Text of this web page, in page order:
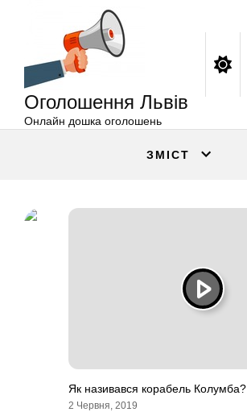
Оголошення Львів
Онлайн дошка оголошень
ЗМІСТ
Як називався корабель Колумба?
2 Червня, 2019